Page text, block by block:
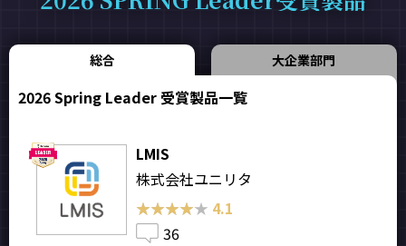
総合 大企業部門
2026 Spring Leader 受賞製品一覧
LMIS
株式会社ユニリタ
★★★★★
★★★★★ 4.1
36